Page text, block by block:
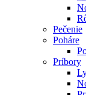
Pečenie
Poháre
Príbory